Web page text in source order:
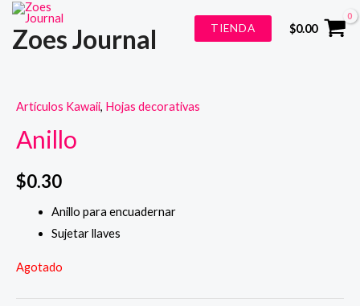
contenido
Zoes Journal TIENDA $0.00
Artículos Kawaii, Hojas decorativas
Anillo
$0.30
Anillo para encuadernar
Sujetar llaves
Agotado